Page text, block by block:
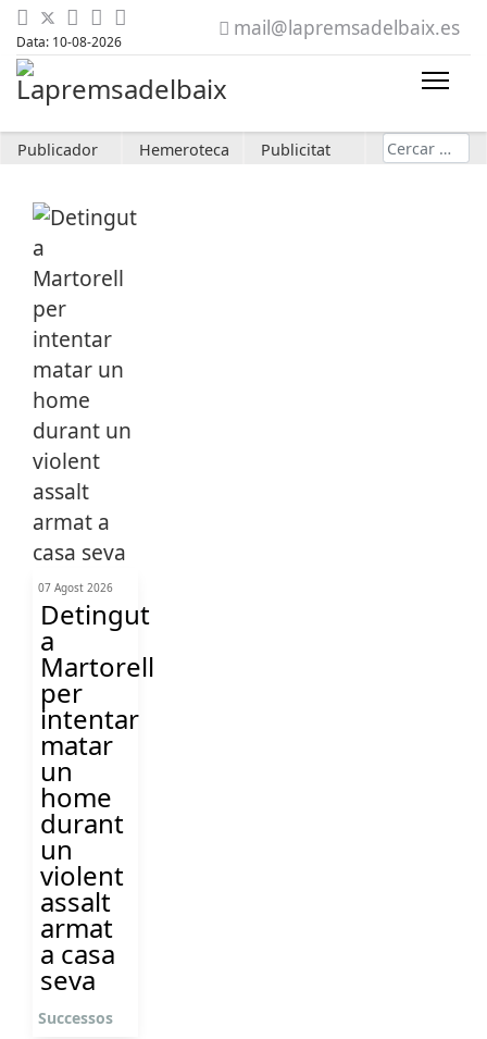
Data: 10-08-2026
mail@lapremsadelbaix.es
Publicador Hemeroteca Publicitat Cerca
07 Agost 2026
Detingut
a
Martorell
per
intentar
matar
un
home
durant
un
violent
assalt
armat
a casa
seva
Successos